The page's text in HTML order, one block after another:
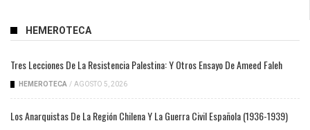
HEMEROTECA
Tres Lecciones De La Resistencia Palestina: Y Otros Ensayo De Ameed Faleh
HEMEROTECA / AGOSTO 5, 2026
Los Anarquistas De La Región Chilena Y La Guerra Civil Española (1936-1939)